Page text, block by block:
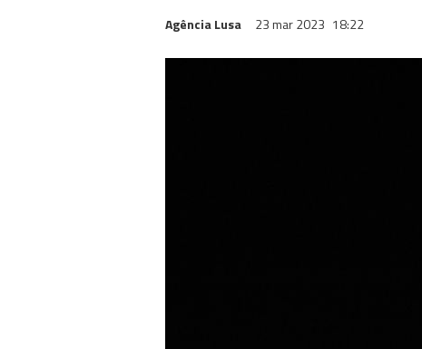
Agência Lusa 23 mar 2023 18:22